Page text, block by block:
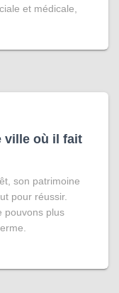
et médicale,
ville où il fait
son patrimoine
pour réussir.
pouvons plus